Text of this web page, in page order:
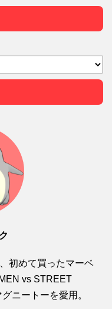
初めて買ったマーベ
vs STREET
ニートーを愛用。